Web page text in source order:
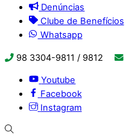
Denúncias
Clube de Benefícios
Whatsapp
98 3304-9811 / 9812
Youtube
Facebook
Instagram